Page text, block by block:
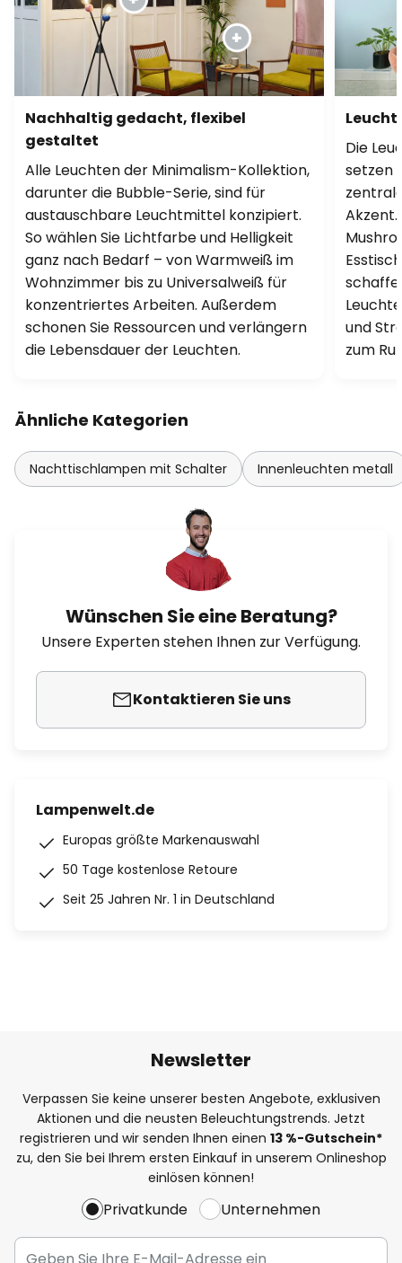
Nachhaltig gedacht, flexibel
gestaltet
Alle Leuchten der Minimalism-Kollektion,
darunter die Bubble-Serie, sind für
austauschbare Leuchtmittel konzipiert.
So wählen Sie Lichtfarbe und Helligkeit
ganz nach Bedarf – von Warmweiß im
Wohnzimmer bis zu Universalweiß für
konzentriertes Arbeiten. Außerdem
schonen Sie Ressourcen und verlängern
die Lebensdauer der Leuchten.
Die
setzen
Akzent.
und
zum
Ähnliche Kategorien
Nachttischlampen mit Schalter Innenleuchten metall
Wünschen Sie eine Beratung?
Unsere Experten stehen Ihnen zur Verfügung.
Kontaktieren Sie uns
Lampenwelt.de
Europas größte Markenauswahl
50 Tage kostenlose Retoure
Seit 25 Jahren Nr. 1 in Deutschland
Newsletter
Verpassen Sie keine unserer besten Angebote, exklusiven
Aktionen und die neusten Beleuchtungstrends. Jetzt
registrieren und wir senden Ihnen einen 13 %-Gutschein*
zu, den Sie bei Ihrem ersten Einkauf in unserem Onlineshop
einlösen können!
Privatkunde Unternehmen